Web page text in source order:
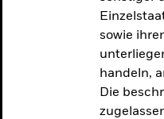
sowie
handeln,
Die